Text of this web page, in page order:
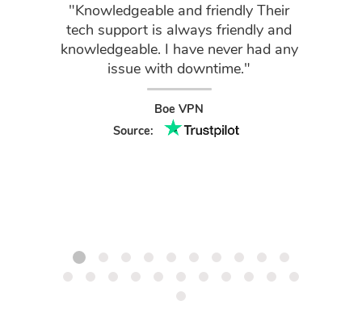
"Knowledgeable and friendly Their
tech support is always friendly and
knowledgeable. I have never had any
issue with downtime."
Boe VPN
Source: